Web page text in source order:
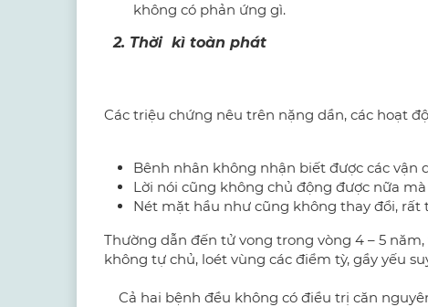
không có phản ứng gì.
2. Thời kì toàn phát
Các triệu chứng nêu trên nặng dần, các hoạt
Bênh nhân không nhận biết được các vận
Lời nói cũng không chủ động được nữa
Nét mặt hầu như cũng không thay đổi, rất
Thường dẫn đến tử vong trong vòng 4 – 5
không tự chủ, loét vùng các điểm tỳ, gầy yếu
Cả hai bệnh đều không có điều trị căn